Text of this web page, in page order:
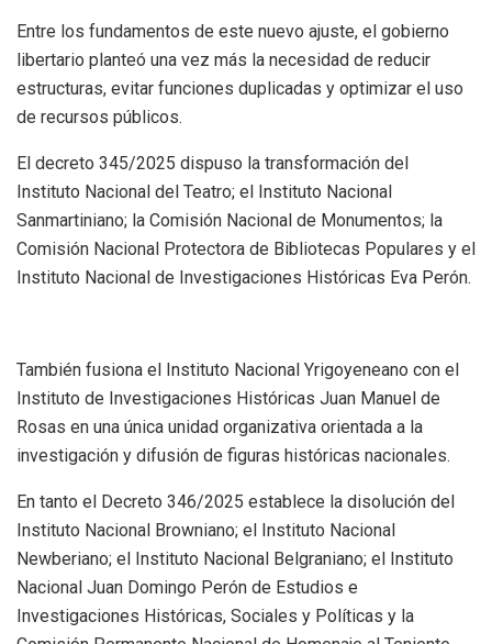
Entre los fundamentos de este nuevo ajuste, el gobierno
libertario planteó una vez más la necesidad de reducir
estructuras, evitar funciones duplicadas y optimizar el uso
de recursos públicos.
El decreto 345/2025 dispuso la transformación del
Instituto Nacional del Teatro; el Instituto Nacional
Sanmartiniano; la Comisión Nacional de Monumentos; la
Comisión Nacional Protectora de Bibliotecas Populares y el
Instituto Nacional de Investigaciones Históricas Eva Perón.
También fusiona el Instituto Nacional Yrigoyeneano con el
Instituto de Investigaciones Históricas Juan Manuel de
Rosas en una única unidad organizativa orientada a la
investigación y difusión de figuras históricas nacionales.
En tanto el Decreto 346/2025 establece la disolución del
Instituto Nacional Browniano; el Instituto Nacional
Newberiano; el Instituto Nacional Belgraniano; el Instituto
Nacional Juan Domingo Perón de Estudios e
Investigaciones Históricas, Sociales y Políticas y la